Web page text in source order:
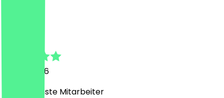
6. Juni 2026
Freundlichste Mitarbeiter